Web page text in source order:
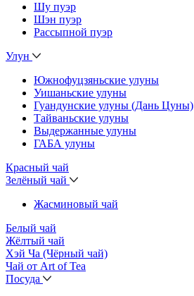
Шу пуэр
Шэн пуэр
Рассыпной пуэр
Улун
Южнофуцзяньские улуны
Уишаньские улуны
Гуандунские улуны (Дань Цуны)
Тайваньские улуны
Выдержанные улуны
ГАБА улуны
Красный чай
Зелёный чай
Жасминовый чай
Белый чай
Жёлтый чай
Хэй Ча (Чёрный чай)
Чай от Art of Tea
Посуда